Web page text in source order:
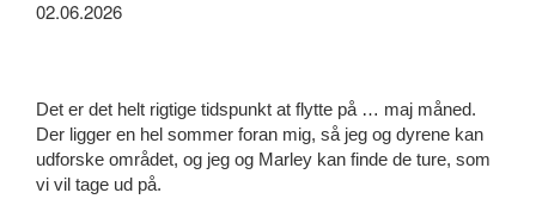
02.06.2026
Det er det helt rigtige tidspunkt at flytte på … maj måned.
Der ligger en hel sommer foran mig, så jeg og dyrene kan
udforske området, og jeg og Marley kan finde de ture, som
vi vil tage ud på.